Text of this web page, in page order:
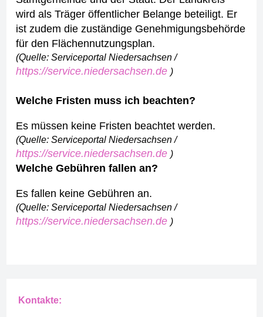
wird als Träger öffentlicher Belange beteiligt. Er
ist zudem die zuständige Genehmigungsbehörde
für den Flächennutzungsplan.
(Quelle: Serviceportal Niedersachsen /
https://service.niedersachsen.de )
Welche Fristen muss ich beachten?
Es müssen keine Fristen beachtet werden.
(Quelle: Serviceportal Niedersachsen /
https://service.niedersachsen.de )
Welche Gebühren fallen an?
Es fallen keine Gebühren an.
(Quelle: Serviceportal Niedersachsen /
https://service.niedersachsen.de )
Kontakte: